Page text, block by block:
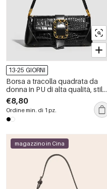
13-25 GIORNI
Borsa a tracolla quadrata da
donna in PU di alta qualità, stile
chic parigino, con dettagli in
metallo, tinta unita e forma
geometrica.
€8,80
Ordine min. di 1 pz.
magazzino in Cina